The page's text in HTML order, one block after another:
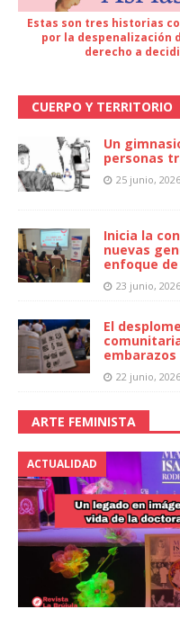
Estas son tres historias
por la despenalización
derecho a
CUERPO Y TERRITORIO
Un
personas
25 junio, 2026
Inicia la
nuevas
enfoque
23 junio, 2026
El
22 junio, 2026
ARTE FEMINISTA
ACTUALIDAD